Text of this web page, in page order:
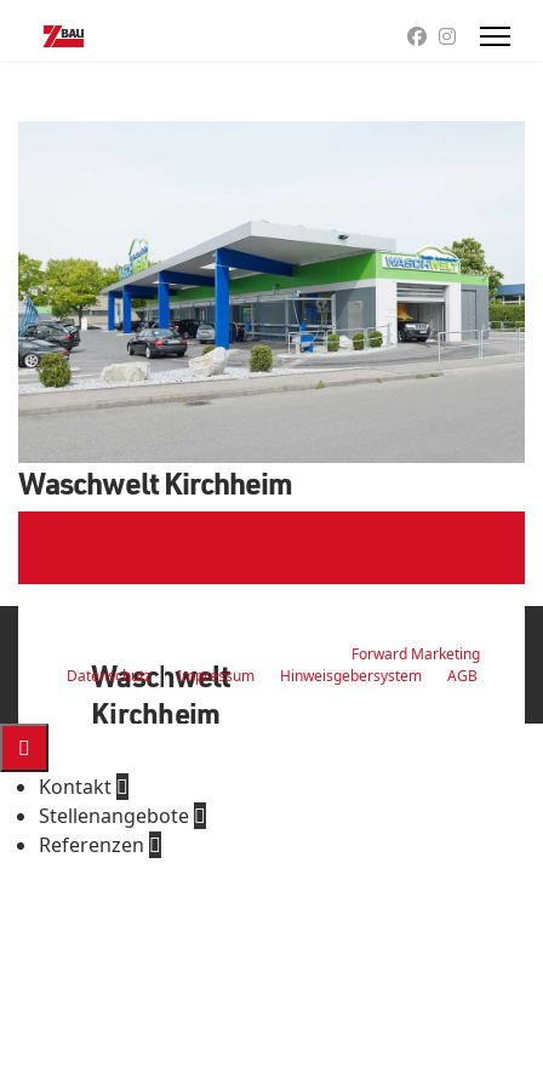
Waschwelt Kirchheim
Waschwelt
Kirchheim
Forward Marketing
Datenschutz
Impressum Hinweisgebersystem AGB

Kontakt 
Stellenangebote 
Referenzen 